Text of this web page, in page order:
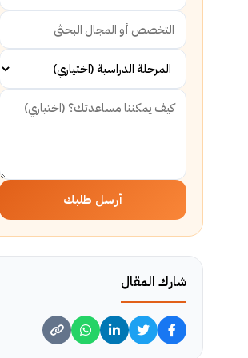
أرسل طلبك
شارك المقال